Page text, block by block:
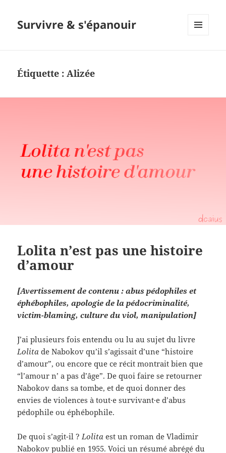
Survivre & s'épanouir
Étiquette : Alizée
Lolita n’est pas une histoire
d’amour
[Avertissement de contenu : abus pédophiles et
éphébophiles, apologie de la pédocriminalité,
victim-blaming, culture du viol, manipulation]
J’ai plusieurs fois entendu ou lu au sujet du livre
Lolita de Nabokov qu’il s’agissait d’une “histoire
d’amour”, ou encore que ce récit montrait bien que
“l’amour n’ a pas d’âge”. De quoi faire se retourner
Nabokov dans sa tombe, et de quoi donner des
envies de violences à tout·e survivant·e d’abus
pédophile ou éphébophile.
De quoi s’agit-il ? Lolitaest un roman de Vladimir
Nabokov publié en 1955. Voici un résumé abrégé du